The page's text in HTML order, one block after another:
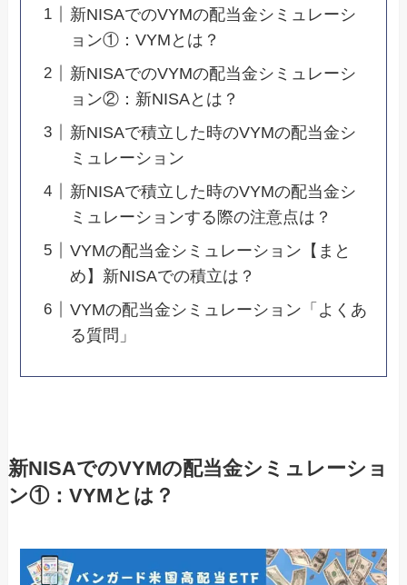
新NISAでのVYMの配当金シミュレーシ
ョン①：VYMとは？
新NISAでのVYMの配当金シミュレーシ
ョン②：新NISAとは？
新NISAで積立した時のVYMの配当金シ
ミュレーション
新NISAで積立した時のVYMの配当金シ
ミュレーションする際の注意点は？
VYMの配当金シミュレーション【まと
め】新NISAでの積立は？
VYMの配当金シミュレーション「よくあ
る質問」
新NISAでのVYMの配当金シミュレーショ
ン①：VYMとは？